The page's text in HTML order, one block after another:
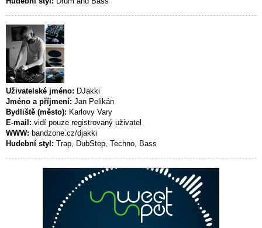
Uživatelské jméno: DJakki
Jméno a příjmení: Jan Pelikán
Bydliště (město): Karlovy Vary
E-mail: vidí pouze registrovaný uživatel
WWW: bandzone.cz/djakki
Hudební styl: Trap, DubStep, Techno, Bass